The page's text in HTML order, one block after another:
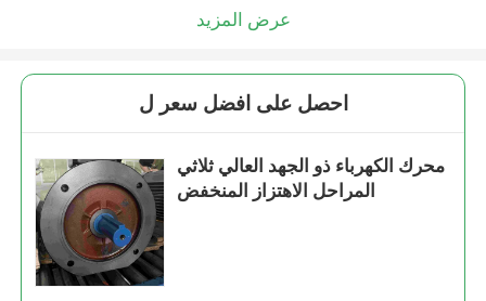
عرض المزيد
احصل على افضل سعر ل
محرك الكهرباء ذو الجهد العالي ثلاثي
المراحل الاهتزاز المنخفض